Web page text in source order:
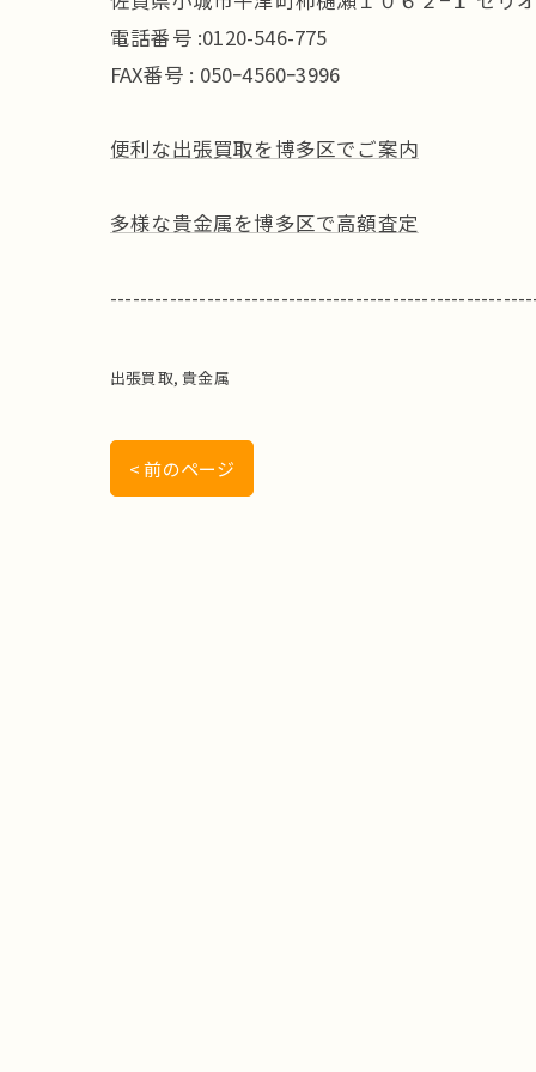
電話番号 :0120-546-775
FAX番号 : 050ｰ4560ｰ3996
便利な出張買取を博多区でご案内
多様な貴金属を博多区で高額査定
出張買取 貴金属
< 前のページ